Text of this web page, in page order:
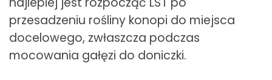
przesadzeniu rośliny konopi do miejsca
docelowego, zwłaszcza podczas
mocowania gałęzi do doniczki.